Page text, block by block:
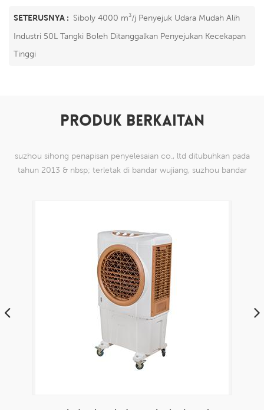
SETERUSNYA : Siboly 4000 m³/j Penyejuk Udara Mudah Alih
Industri 50L Tangki Boleh Ditanggalkan Penyejukan Kecekapan
Tinggi
PRODUK BERKAITAN
suzhou sihong penapisan penyelesaian co., ltd ditubuhkan pada
tahun 2013 & nbsp; terletak di bandar wujiang, suzhou bandar